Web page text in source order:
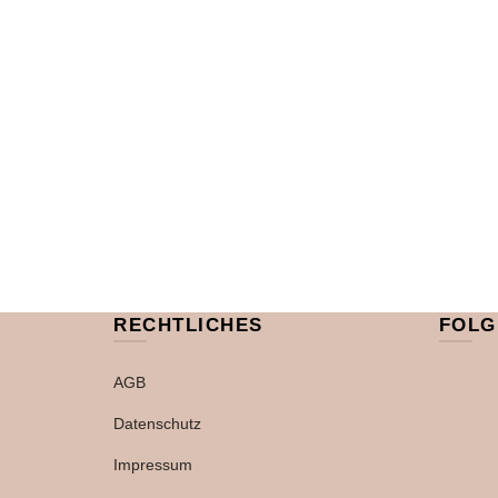
RECHTLICHES
AGB
Datenschutz
Impressum